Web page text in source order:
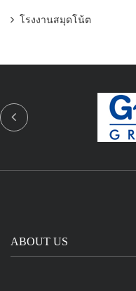
โรงงานสมุดโน้ต
ABOUT US